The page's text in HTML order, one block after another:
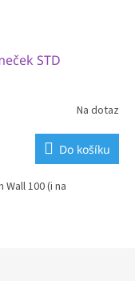
STD
Na dotaz
Do košíku
100 (i na